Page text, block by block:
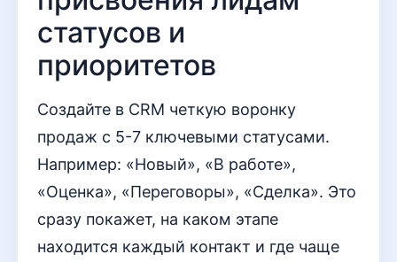
статусов и
приоритетов
Создайте в CRM четкую воронку
продаж с 5-7 ключевыми статусами.
Например: «Новый», «В работе»,
«Оценка», «Переговоры», «Сделка». Это
сразу покажет, на каком этапе
находится каждый контакт и где чаще